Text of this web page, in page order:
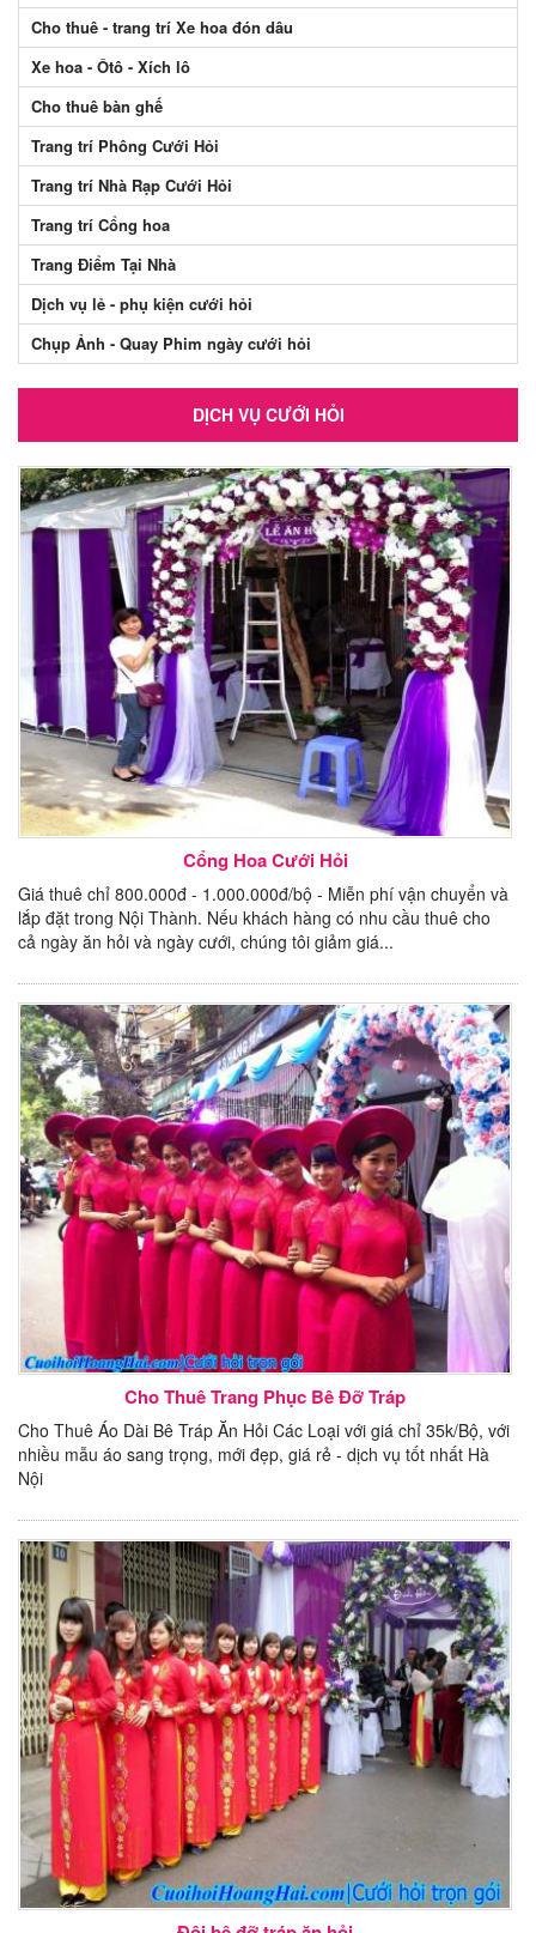
Cho thuê - trang trí Xe hoa đón dâu
Xe hoa - Ôtô - Xích lô
Cho thuê bàn ghế
Trang trí Phông Cưới Hỏi
Trang trí Nhà Rạp Cưới Hỏi
Trang trí Cổng hoa
Trang Điểm Tại Nhà
Dịch vụ lẻ - phụ kiện cưới hỏi
Chụp Ảnh - Quay Phim ngày cưới hỏi
DỊCH VỤ CƯỚI HỎI
Cổng Hoa Cưới Hỏi
Giá thuê chỉ 800.000đ - 1.000.000đ/bộ - Miễn phí vận chuyển và
lắp đặt trong Nội Thành. Nếu khách hàng có nhu cầu thuê cho
cả ngày ăn hỏi và ngày cưới, chúng tôi giảm giá...
Cho Thuê Trang Phục Bê Đỡ Tráp
Cho Thuê Áo Dài Bê Tráp Ăn Hỏi Các Loại với giá chỉ 35k/Bộ, với
nhiều mẫu áo sang trọng, mới đẹp, giá rẻ - dịch vụ tốt nhất Hà
Nội